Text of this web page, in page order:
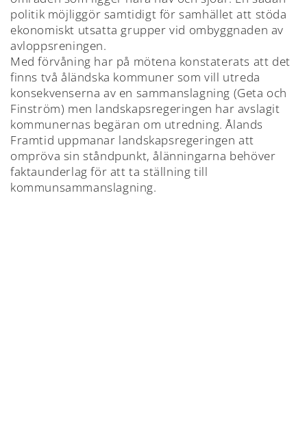
politik möjliggör samtidigt för samhället att stöda
ekonomiskt utsatta grupper vid ombyggnaden av
avloppsreningen.
Med förvåning har på mötena konstaterats att det
finns två åländska kommuner som vill utreda
konsekvenserna av en sammanslagning (Geta och
Finström) men landskapsregeringen har avslagit
kommunernas begäran om utredning. Ålands
Framtid uppmanar landskapsregeringen att
ompröva sin ståndpunkt, ålänningarna behöver
faktaunderlag för att ta ställning till
kommunsammanslagning.